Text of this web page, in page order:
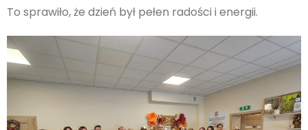
To sprawiło, że dzień był pełen radości i energii.